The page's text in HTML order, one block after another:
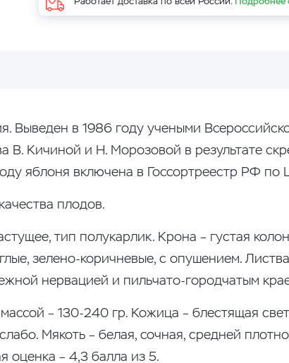
Выведен в 1986 году учеными
В. Кичиной и Н. Морозовой в результате
яблоня включена в Госсортреестр РФ по
плодов.
тип полукарлик. Крона – густая
зелено-коричневые, с опушением.
нервацией и пильчато-городчатым
– 130-240 гр. Кожица – блестящая
Мякоть – белая, сочная, средней
оценка – 4,3 балла из 5.